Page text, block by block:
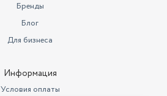
Бренды
Блог
Для бизнеса
Информация
Условия оплаты